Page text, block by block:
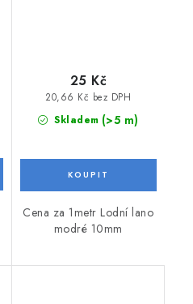
Skladem (>5 m)
20,66 Kč bez DPH
25 Kč
Cena za 1metr Lodní lano
modré 10mm